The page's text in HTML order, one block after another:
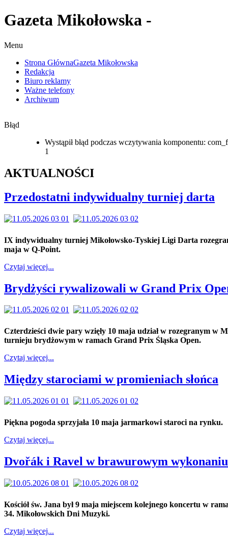
Gazeta Mikołowska -
Menu
Strona GłównaGazeta Mikołowska
Redakcja
Biuro reklamy
Ważne telefony
Archiwum
Błąd
Wystąpił błąd podczas wczytywania komponentu:
1
AKTUALNOŚCI
Przedostatni indywidualny turniej darta
IX indywidualny turniej Mikołowsko-Tyskiej Ligi Darta
maja w Q-Point.
Czytaj więcej...
Brydżyści rywalizowali w Grand Prix
Czterdzieści dwie pary wzięły 10 maja udział w rozegranym w
turnieju brydżowym w ramach Grand Prix Śląska Open.
Czytaj więcej...
Między starociami w promieniach słońca
Piękna pogoda sprzyjała 10 maja jarmarkowi staroci na rynku.
Czytaj więcej...
Dvořák i Ravel w brawurowym wykonaniu
Kościół św. Jana był 9 maja miejscem kolejnego koncertu w
34. Mikołowskich Dni Muzyki.
Czytaj więcej...